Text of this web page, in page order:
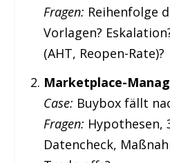
Fragen: Reihenfolge
Vorlagen?
(AHT, Reopen-Rate)?
Marketplace-
Case: Buybox fällt
Fragen: Hypothesen,
Datencheck,